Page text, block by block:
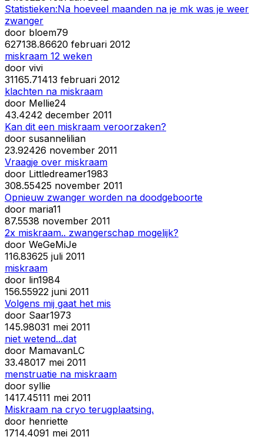
Statistieken:Na hoeveel maanden na je mk was je weer
zwanger
door bloem79
627138.86620 februari 2012
miskraam 12 weken
door vivi
31165.71413 februari 2012
klachten na miskraam
door Mellie24
43.4242 december 2011
Kan dit een miskraam veroorzaken?
door susannelilian
23.92426 november 2011
Vraagje over miskraam
door Littledreamer1983
308.55425 november 2011
Opnieuw zwanger worden na doodgeboorte
door maria11
87.5538 november 2011
2x miskraam.. zwangerschap mogelijk?
door WeGeMiJe
116.83625 juli 2011
miskraam
door lin1984
156.55922 juni 2011
Volgens mij gaat het mis
door Saar1973
145.98031 mei 2011
niet wetend...dat
door MamavanLC
33.48017 mei 2011
menstruatie na miskraam
door syllie
1417.45111 mei 2011
Miskraam na cryo terugplaatsing.
door henriette
1714.4091 mei 2011